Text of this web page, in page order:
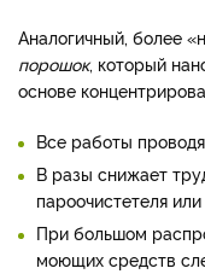
Аналогичный, более
порошок, который
основе
Все работы
В разы снижает
пароочистетеля
При большом
моющих средств